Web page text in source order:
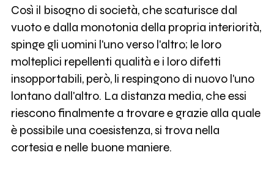
Così il bisogno di società, che scaturisce dal
vuoto e dalla monotonia della propria interiorità,
spinge gli uomini l'uno verso l'altro; le loro
molteplici repellenti qualità e i loro difetti
insopportabili, però, li respingono di nuovo l'uno
lontano dall'altro. La distanza media, che essi
riescono finalmente a trovare e grazie alla quale
è possibile una coesistenza, si trova nella
cortesia e nelle buone maniere.